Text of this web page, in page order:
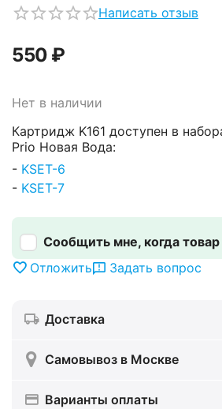
Написать отзыв
‍550‍ ₽
Нет в наличии
Картридж K161 доступен в
Prio Новая Вода:
- KSET-6
- KSET-7
Сообщить мне, когда товар
Отложить
Задать вопрос
Доставка
Самовывоз в Москве
Варианты оплаты